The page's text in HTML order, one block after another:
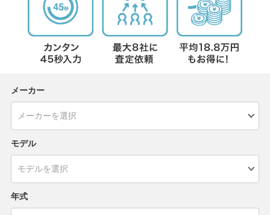
メーカー
モデル
年式